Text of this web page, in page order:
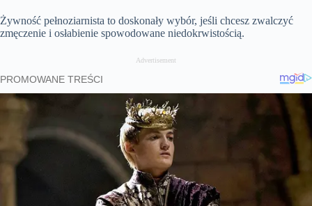
Żywność pełnoziarnista to doskonały wybór, jeśli chcesz zwalczyć
zmęczenie i osłabienie spowodowane niedokrwistością.
Advertisement